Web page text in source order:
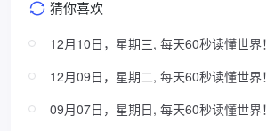
猜你喜欢
12月10日，星期三, 每天60秒读懂世界！
12月09日，星期二, 每天60秒读懂世界！
09月07日，星期日, 每天60秒读懂世界！